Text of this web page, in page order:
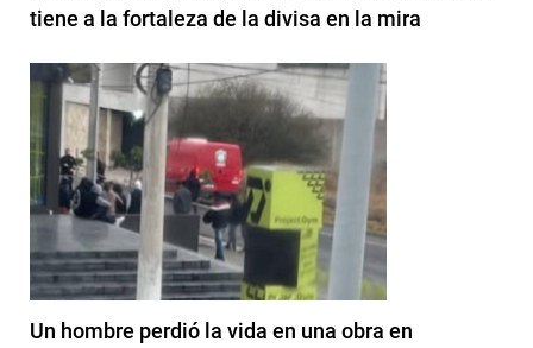
tiene a la fortaleza de la divisa en la mira
Un hombre perdió la vida en una obra en